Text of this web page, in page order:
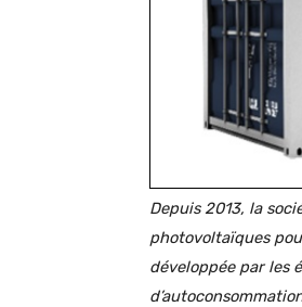
Depuis 2013, la
photovoltaïques
développée par les